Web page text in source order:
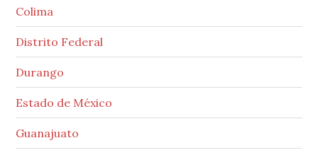
Colima
Distrito Federal
Durango
Estado de México
Guanajuato